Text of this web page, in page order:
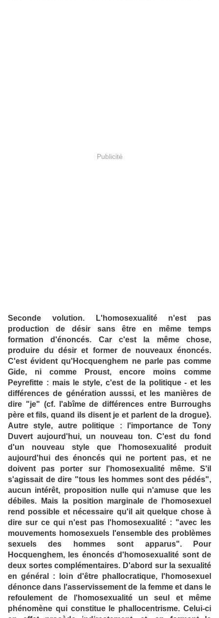
Publicité
Seconde volution. L'homosexualité n'est pas
production de désir sans être en même temps
formation d'énoncés. Car c'est la même chose,
produire du désir et former de nouveaux énoncés.
C'est évident qu'Hocquenghem ne parle pas comme
Gide, ni comme Proust, encore moins comme
Peyrefitte : mais le style, c'est de la politique - et les
différences de génération ausssi, et les manières de
dire "je" (cf. l'abîme de différences entre Burroughs
père et fils, quand ils disent je et parlent de la drogue}.
Autre style, autre politique : l'importance de Tony
Duvert aujourd'hui, un nouveau ton. C'est du fond
d'un nouveau style que l'homosexualité produit
aujourd'hui des énoncés qui ne portent pas, et ne
doivent pas porter sur l'homosexualité même. S'il
s'agissait de dire "tous les hommes sont des pédés",
aucun intérêt, proposition nulle qui n'amuse que les
débiles. Mais la position marginale de l'homosexuel
rend possible et nécessaire qu'il ait quelque chose à
dire sur ce qui n'est pas l'homosexualité : "avec les
mouvements homosexuels l'ensemble des problèmes
sexuels des hommes sont apparus". Pour
Hocquenghem, les énoncés d'homosexualité sont de
deux sortes complémentaires. D'abord sur la sexualité
en général : loin d'être phallocratique, l'homosexuel
dénonce dans l'asservissement de la femme et dans le
refoulement de l'homosexualité un seul et même
phénomène qui constitue le phallocentrisme. Celui-ci